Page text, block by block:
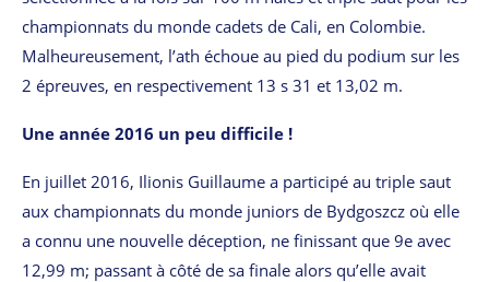
championnats du monde cadets de Cali, en Colombie.
Malheureusement, l’ath échoue au pied du podium sur les
2 épreuves, en respectivement 13 s 31 et 13,02 m.
Une année 2016 un peu difficile !
En juillet 2016, Ilionis Guillaume a participé au triple saut
aux championnats du monde juniors de Bydgoszcz où elle
a connu une nouvelle déception, ne finissant que 9e avec
12,99 m; passant à côté de sa finale alors qu’elle avait